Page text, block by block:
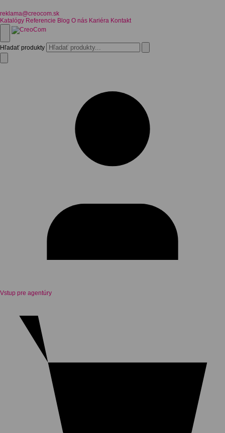
reklama@creocom.sk
Katalógy Referencie Blog O nás Kariéra Kontakt
Hľadať produkty
Vstup pre agentúry